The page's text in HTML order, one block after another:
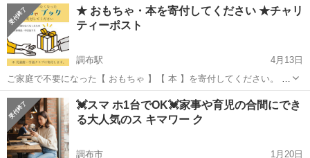
★ おもちゃ・本を寄付してください ★チャリ
ティーポスト
調布駅
4月13日
ご家庭で不要になった【 おもちゃ 】【 本 】を寄付してください。 調
布市内の児童館・学童クラブにまとめて寄付いたします。 未使用品・
中古品、どちらでも大丈夫です。 あなたのお家で眠っている品をリユ
ースして...
東京 調布市 その他 チャリティー
💓スマ ホ1台でOK💓家事や育児の合間にでき
る大人気のス キマワー ク
調布市
1月20日